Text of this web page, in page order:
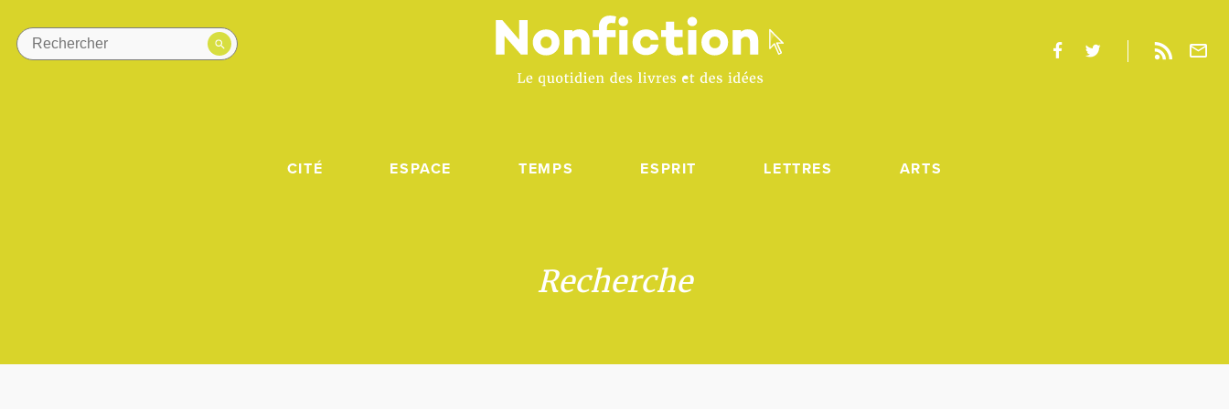
CITÉ ESPACE TEMPS ESPRIT LETTRES ARTS
Recherche